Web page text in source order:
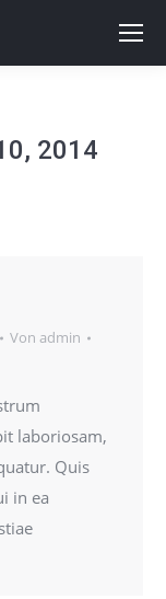
2014
Von admin
laboriosam,
Quis
in ea